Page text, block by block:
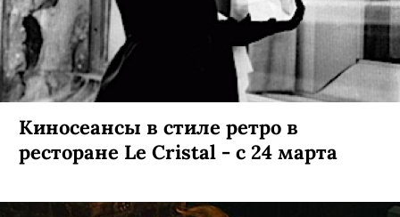
Киносеансы в стиле ретро в
ресторане Le Cristal - с 24 марта